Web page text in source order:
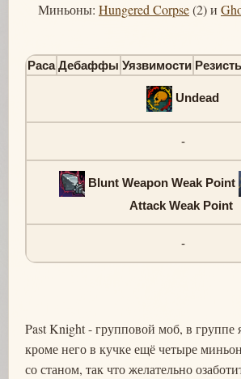
Миньоны: Hungered Corpse(2) и
Раса Дебаффы Уязвимости
Undead
-
Blunt Weapon Weak Point
Attack Weak Point
-
Past Knight - групповой моб, в группе
кроме него в кучке ещё четыре
со станом, так что желательно